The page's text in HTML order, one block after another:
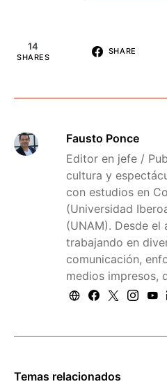
14
SHARES
SHARE
Fausto Ponce
Editor en jefe /
cultura y
con estudios en
(Universidad
(UNAM). Desde el
trabajando en
comunicación,
medios impresos,
Temas relacionados